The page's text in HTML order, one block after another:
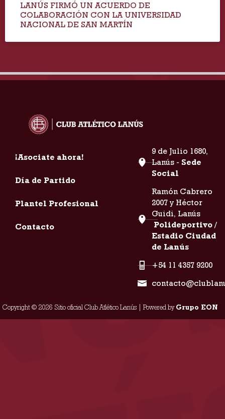
LANÚS FIRMÓ UN ACUERDO DE
COLABORACIÓN CON LA UNIVERSIDAD
NACIONAL DE SAN MARTÍN
¡Asociate ahora!
Día de Partido
Plantel Profesional
Contacto
9 de Julio 1680,
Lanús - Sede
Social
Ramón Cabrero
2007 y Héctor
Guidi, Lanús
Polideportivo /
Estadio Ciudad
de Lanús
+54 11 4357 9200
Copyright © 2026 Sitio oficial Club Atlético Lanús | Powered byGrupo EON